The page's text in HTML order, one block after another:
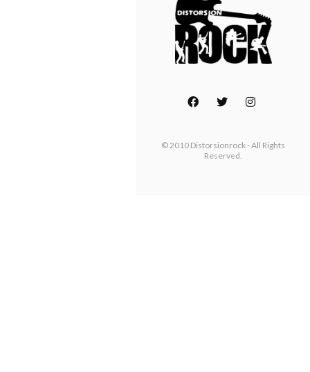
© 2010 Distorsionrock - All Rights
Reserved.